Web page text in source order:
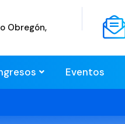
Obregón,
Eventos